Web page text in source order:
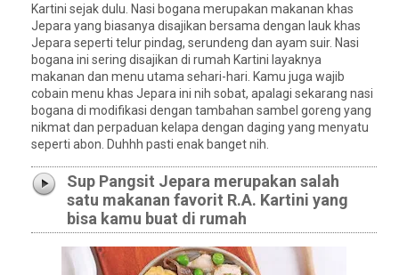
Kartini sejak dulu. Nasi bogana merupakan makanan khas
Jepara yang biasanya disajikan bersama dengan lauk khas
Jepara seperti telur pindag, serundeng dan ayam suir. Nasi
bogana ini sering disajikan di rumah Kartini layaknya
makanan dan menu utama sehari-hari. Kamu juga wajib
cobain menu khas Jepara ini nih sobat, apalagi sekarang nasi
bogana di modifikasi dengan tambahan sambel goreng yang
nikmat dan perpaduan kelapa dengan daging yang menyatu
seperti abon. Duhhh pasti enak banget nih.
Sup Pangsit Jepara merupakan salah
satu makanan favorit R.A. Kartini yang
bisa kamu buat di rumah